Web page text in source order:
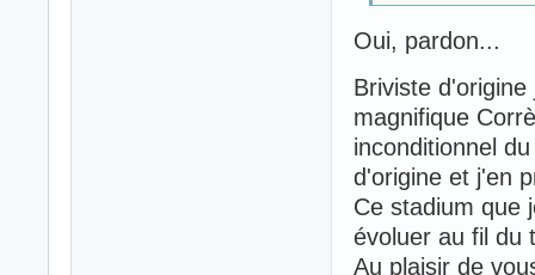
Oui, pardon...
Briviste
magnifique
inconditionnel
d'origine et j'en
Ce stadium que
évoluer au fil du
Au plaisir de